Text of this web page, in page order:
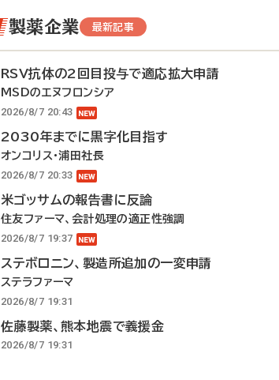
製薬企業 最新記事
RSV抗体の2回目投与で適応拡大申請
MSDのエヌフロンシア
2026/8/7 20:43
2030年までに黒字化目指す
オンコリス・浦田社長
2026/8/7 20:33
米ゴッサムの報告書に反論
住友ファーマ、会計処理の適正性強調
2026/8/7 19:37
ステボロニン、製造所追加の一変申請
ステラファーマ
2026/8/7 19:31
佐藤製薬、熊本地震で義援金
2026/8/7 19:31